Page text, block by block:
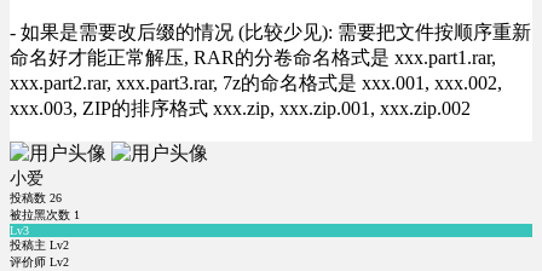
- 如果是需要改后缀的情况 (比较少见): 需要把文件按顺序重新
命名好才能正常解压, RAR的分卷命名格式是 xxx.part1.rar,
xxx.part2.rar, xxx.part3.rar, 7z的命名格式是 xxx.001, xxx.002,
xxx.003, ZIP的排序格式 xxx.zip, xxx.zip.001, xxx.zip.002
小爱
投稿数 26
被拉黑次数 1
Lv3
投稿主 Lv2
评价师 Lv2